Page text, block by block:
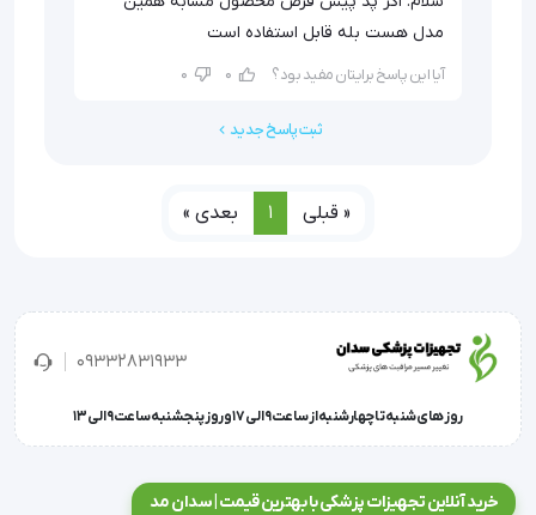
برگردانید.
مدل هست بله قابل استفاده است
آیا این پاسخ برایتان مفید بود؟ 0
0
ثبت پاسخ جدید
« قبلی 1 بعدی »
09332831933
روز های شنبه تا چهارشنبه از ساعت 9 الی 17 و روز پنجشنبه ساعت 9 الی 13
خرید آنلاین تجهیزات پزشکی با بهترین قیمت | سدان مد